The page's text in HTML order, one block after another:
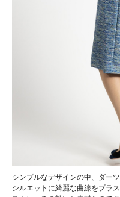
シンプルなデザインの中、ダー
シルエットに綺麗な曲線をプラス